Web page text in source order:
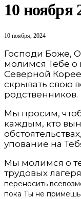
10 ноября
10 ноября, 2024
Господи Боже,
молимся Тебе о
Северной
скрывать свою
родственников.
Мы просим,
каждым, кто
упование на
Мы молимся о
трудовых
переносить
пока Ты не примешь